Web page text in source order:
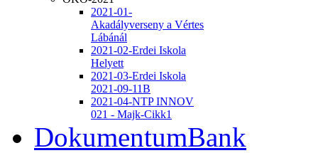
2021-01-
Akadályverseny a Vértes
Lábánál
2021-02-Erdei Iskola
Helyett
2021-03-Erdei Iskola
2021-09-11B
2021-04-NTP INNOV
021 - Majk-Cikk1
DokumentumBank